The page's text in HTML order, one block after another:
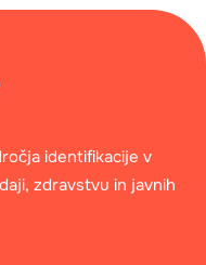
identifikacije v
zdravstvu in javnih